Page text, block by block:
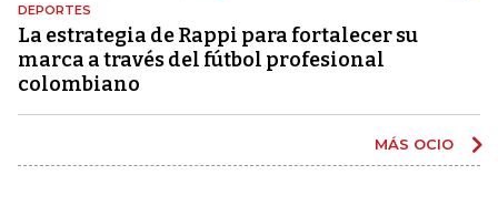
DEPORTES
La estrategia de Rappi para fortalecer su
marca a través del fútbol profesional
colombiano
MÁS OCIO